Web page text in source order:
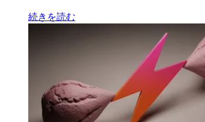
続きを読む